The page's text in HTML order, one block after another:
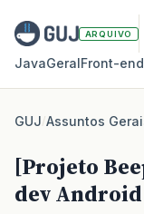
ARQUIVO
JavaGeralFront‑end
GUJ/Assuntos
[Projeto
dev Android